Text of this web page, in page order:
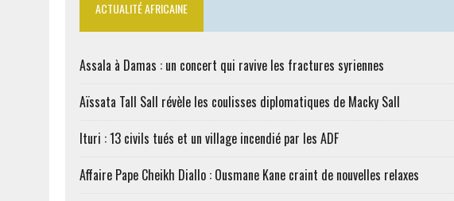
ACTUALITÉ AFRICAINE
Assala à Damas : un concert qui ravive les fractures syriennes
Aïssata Tall Sall révèle les coulisses diplomatiques de Macky Sall
Ituri : 13 civils tués et un village incendié par les ADF
Affaire Pape Cheikh Diallo : Ousmane Kane craint de nouvelles relaxes